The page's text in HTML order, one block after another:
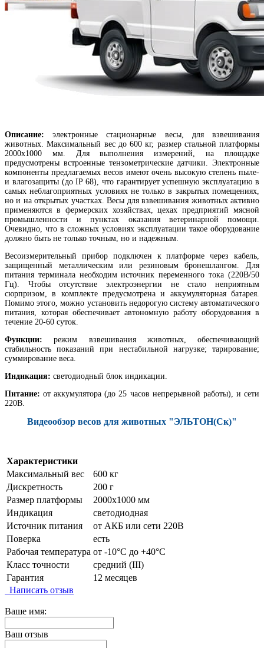
Описание: электронные стационарные весы, для взвешивания
животных. Максимальный вес до 600 кг, размер стальной платформы
2000х1000 мм. Для выполнения измерений, на площадке
предусмотрены встроенные тензометрические датчики. Электронные
компоненты предлагаемых весов имеют очень высокую степень пыле-
и влагозащиты (до IP 68), что гарантирует успешную эксплуатацию в
самых неблагоприятных условиях не только в закрытых помещениях,
но и на открытых участках. Весы для взвешивания животных активно
применяются в фермерских хозяйствах, цехах предприятий мясной
промышленности и пунктах оказания ветеринарной помощи.
Очевидно, что в сложных условиях эксплуатации такое оборудование
должно быть не только точным, но и надежным.
Весоизмерительный прибор подключен к платформе через кабель,
защищенный металлическим или резиновым бронешлангом. Для
питания терминала необходим источник переменного тока (220В/50
Гц). Чтобы отсутствие электроэнергии не стало неприятным
сюрпризом, в комплекте предусмотрена и аккумуляторная батарея.
Помимо этого, можно установить недорогую систему автоматического
питания, которая обеспечивает автономную работу оборудования в
течение 20-60 суток.
Функции: режим взвешивания животных, обеспечивающий
стабильность показаний при нестабильной нагрузке; тарирование;
суммирование веса.
Индикация: светодиодный блок индикации.
Питание: от аккумулятора (до 25 часов непрерывной работы), и сети
220В.
Видеообзор весов для животных "ЭЛЬТОН(Ск)"
Характеристики
Максимальный вес
600 кг
Дискретность
200 г
Размер платформы
2000х1000 мм
Индикация
светодиодная
Источник питания
от АКБ или сети 220В
Поверка
есть
Рабочая температура от -10°C до +40°C
Класс точности
средний (III)
Гарантия
12 месяцев
Написать отзыв
Ваше имя:
Ваш отзыв